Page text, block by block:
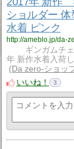
ショルダー
水着 ピンク
http://ameblo.jp/da-
ギンガムチェ
年 新作水着入荷
Da zero-ショッ
いいね！
3